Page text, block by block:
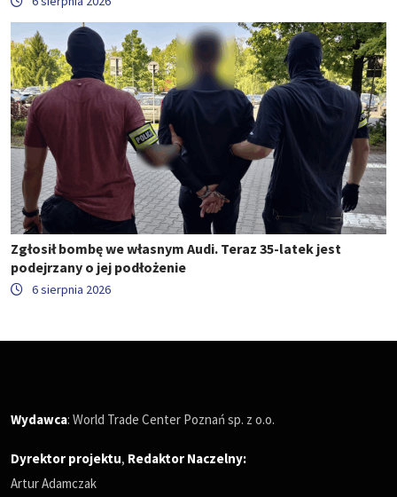
Zgłosił bombę we własnym Audi. Teraz 35-latek jest
podejrzany o jej podłożenie
6 sierpnia 2026
Wydawca: World Trade Center Poznań sp. z o.o.
Dyrektor projektu, Redaktor Naczelny:
Artur Adamczak